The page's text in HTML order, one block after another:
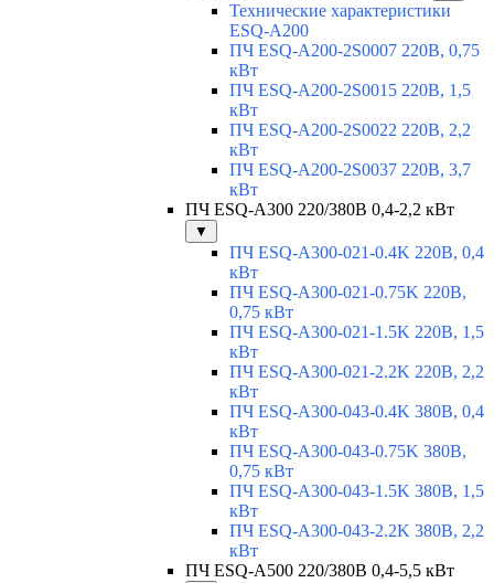
Технические характеристики
ESQ-A200
ПЧ ESQ-A200-2S0007 220В, 0,75
кВт
ПЧ ESQ-A200-2S0015 220В, 1,5
кВт
ПЧ ESQ-A200-2S0022 220В, 2,2
кВт
ПЧ ESQ-A200-2S0037 220В, 3,7
кВт
ПЧ ESQ-A300 220/380В 0,4-2,2 кВт
▼
ПЧ ESQ-A300-021-0.4K 220В, 0,4
кВт
ПЧ ESQ-A300-021-0.75K 220В,
0,75 кВт
ПЧ ESQ-A300-021-1.5K 220В, 1,5
кВт
ПЧ ESQ-A300-021-2.2K 220В, 2,2
кВт
ПЧ ESQ-A300-043-0.4K 380В, 0,4
кВт
ПЧ ESQ-A300-043-0.75K 380В,
0,75 кВт
ПЧ ESQ-A300-043-1.5K 380В, 1,5
кВт
ПЧ ESQ-A300-043-2.2K 380В, 2,2
кВт
ПЧ ESQ-A500 220/380В 0,4-5,5 кВт